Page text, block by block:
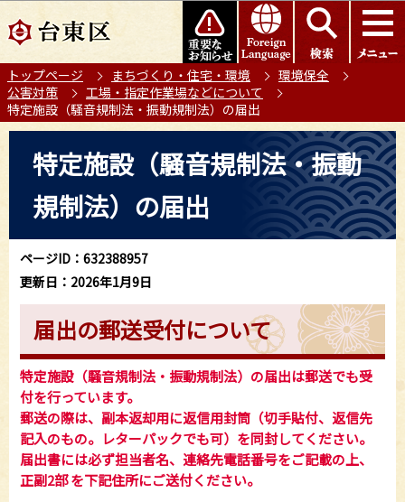
の
ー
ジ
の
このページの本文へ移動
トップページ まちづくり・住宅・環境
環境保全
公害対策
工場・指定作業場などについて
特定施設（騒音規制法・振動規制法）の届出
ら
特定施設（騒音規制法・振動
規制法）の届出
ページID：632388957
更新日：2026年1月9日
届出の郵送受付について
特定施設（騒音規制法・振動規制法）の届出は郵送でも受
付を行っています。
郵送の際は、副本返却用に返信用封筒（切手貼付、返信先
記入のもの。レターパックでも可）を同封してください。
届出書には必ず担当者名、連絡先電話番号をご記載の上、
正副2部を下記住所にご送付ください。